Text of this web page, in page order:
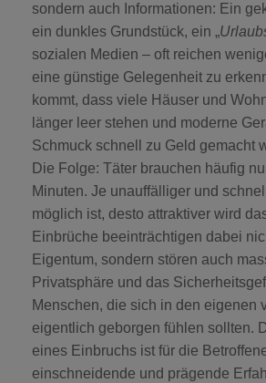
sondern auch Informationen: Ein
ein dunkles Grundstück, ein „
sozialen Medien – oft reichen
eine günstige Gelegenheit zu
kommt, dass viele Häuser und
länger leer stehen und moderne
Schmuck schnell zu Geld gemacht
Die Folge: Täter brauchen häufig
Minuten. Je unauffälliger und
möglich ist, desto attraktiver wird
Einbrüche beeinträchtigen dabei
Eigentum, sondern stören auch
Privatsphäre und das
Menschen, die sich in den eigenen
eigentlich geborgen fühlen sollten.
eines Einbruchs ist für die
einschneidende und prägende